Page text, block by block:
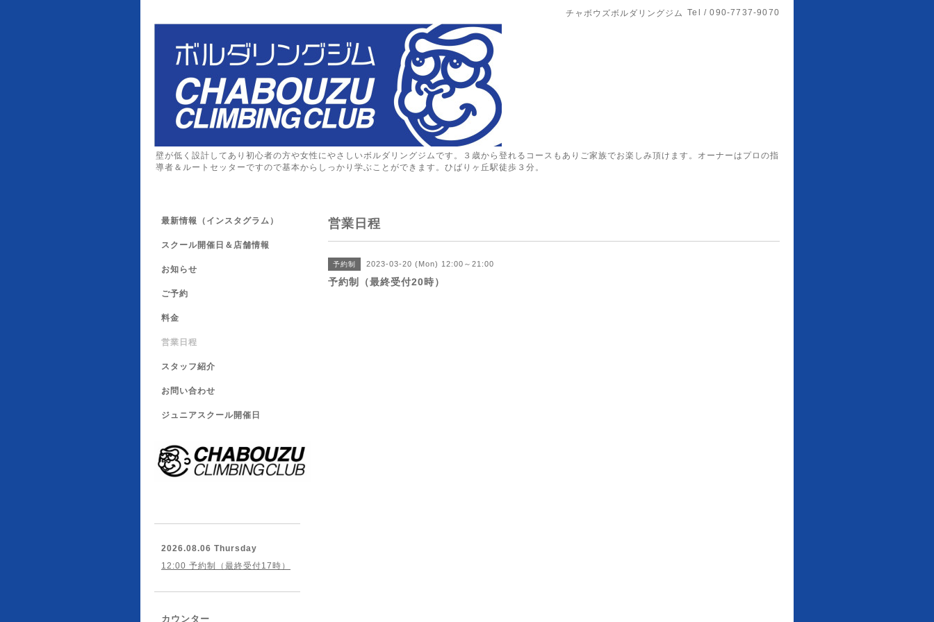
チャボウズボルダリングジム Tel / 090-7737-9070
壁が低く設計してあり初心者の方や女性にやさしいボルダリングジムです。３歳から登れるコースもありご家族でお楽しみ頂けます。オーナーはプロの指
導者＆ルートセッターですので基本からしっかり学ぶことができます。ひばりヶ丘駅徒歩３分。
営業日程
予約制 2023-03-20 (Mon) 12:00～21:00
予約制（最終受付20時）
最新情報（インスタグラム）
スクール開催日＆店舗情報
お知らせ
ご予約
料金
営業日程
スタッフ紹介
お問い合わせ
ジュニアスクール開催日
2026.08.06 Thursday
12:00 予約制（最終受付17時）
カウンター